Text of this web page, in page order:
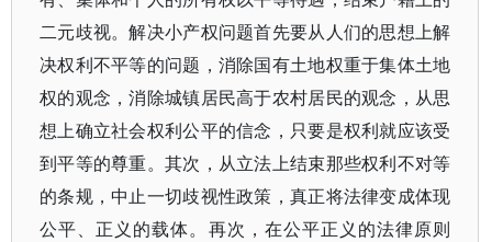
二元歧视。解决小产权问题首先要从人们的思想上解
决权利不平等的问题，消除国有土地权重于集体土地
权的观念，消除城镇居民高于农村居民的观念，从思
想上确立社会权利公平的信念，只要是权利就应该受
到平等的尊重。其次，从立法上结束那些权利不对等
的条规，中止一切歧视性政策，真正将法律变成体现
公平、正义的载体。再次，在公平正义的法律原则